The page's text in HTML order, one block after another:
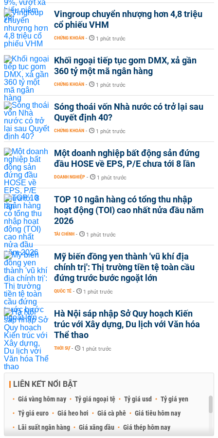
Vingroup chuyển nhượng hơn 4,8 triệu
cổ phiếu VHM
CHỨNG KHOÁN - 1 phút trước
Khối ngoại tiếp tục gom DMX, xả gần
360 tỷ một mã ngân hàng
CHỨNG KHOÁN - 1 phút trước
Sóng thoái vốn Nhà nước có trở lại sau
Quyết định 40?
CHỨNG KHOÁN - 1 phút trước
Một doanh nghiệp bất động sản đứng
đầu HOSE về EPS, P/E chưa tới 8 lần
DOANH NGHIỆP - 1 phút trước
TOP 10 ngân hàng có tổng thu nhập
hoạt động (TOI) cao nhất nửa đầu năm
2026
TÀI CHÍNH - 1 phút trước
Mỹ biến đồng yen thành 'vũ khí địa
chính trị': Thị trường tiền tệ toàn cầu
đứng trước bước ngoặt lớn
QUỐC TẾ - 1 phút trước
Hà Nội sáp nhập Sở Quy hoạch Kiến
trúc với Xây dựng, Du lịch với Văn hóa
Thể thao
THỜI SỰ - 1 phút trước
LIÊN KẾT NỔI BẬT
Giá vàng hôm nay Tỷ giá ngoại tệ Tỷ giá usd
Tỷ giá yen
Tỷ giá euro
Giá heo hơi Giá cà phê
Giá tiêu hôm nay
Lãi suất ngân hàng
Giá xăng dầu
Giá thép hôm nay